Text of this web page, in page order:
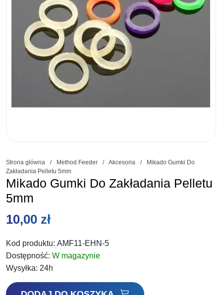
Strona główna / Method Feeder / Akcesoria /
Mikado Gumki Do
Zakładania Pelletu 5mm
Mikado Gumki Do Zakładania Pelletu
5mm
10,00 zł
Kod produktu: AMF11-EHN-5
Dostępność: W magazynie
Wysyłka: 24h
ilość